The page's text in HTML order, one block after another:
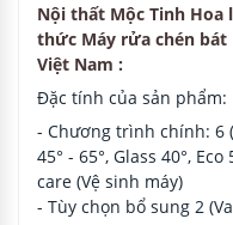
Nội thất Mộc Tinh Hoa
thức Máy rửa chén bát
Việt Nam :
Đặc tính của sản phẩm:
- Chương trình chính: 6
45° - 65°, Glass 40°,
care (Vệ sinh máy)
- Tùy chọn bổ sung 2